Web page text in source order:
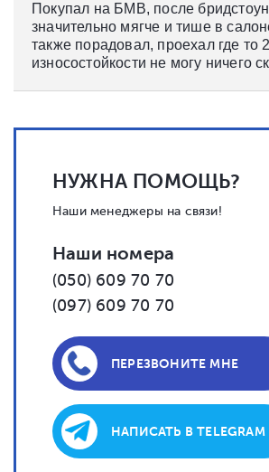
Покупал на БМВ, после
значительно мягче и тише в
также порадовал, проехал где то
износостойкости не могу ничего
НУЖНА ПОМОЩЬ?
Наши менеджеры на связи!
Наши номера
(050) 609 70 70
(097) 609 70 70
ПЕРЕЗВОНИТЕ МНЕ
НАПИСАТЬ В TELEGRAM